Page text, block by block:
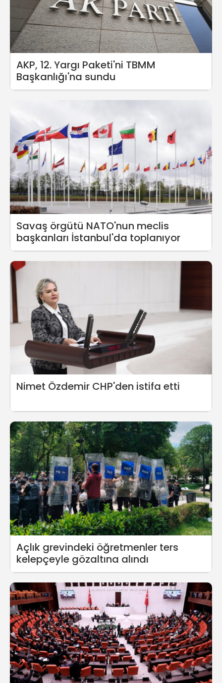
AKP, 12. Yargı Paketi'ni TBMM
Başkanlığı'na sundu
Savaş örgütü NATO'nun meclis
başkanları İstanbul'da toplanıyor
Nimet Özdemir CHP'den istifa etti
Açlık grevindeki öğretmenler ters
kelepçeyle gözaltına alındı